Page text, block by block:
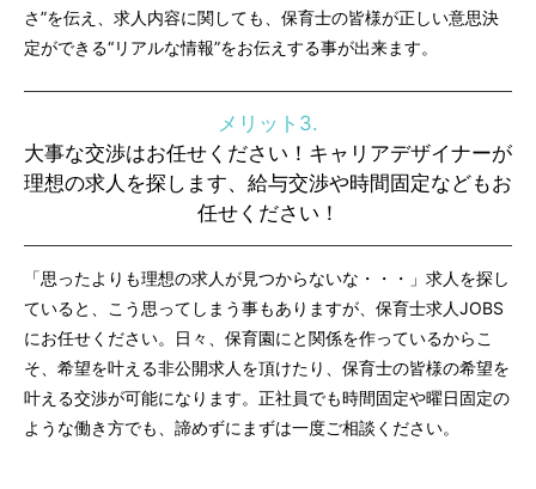
さ”を伝え、求人内容に関しても、保育士の皆様が正しい意思決
定ができる“リアルな情報”をお伝えする事が出来ます。
メリット3.
大事な交渉はお任せください！キャリアデザイナーが
理想の求人を探します、給与交渉や時間固定などもお
任せください！
「思ったよりも理想の求人が見つからないな・・・」求人を探し
ていると、こう思ってしまう事もありますが、保育士求人JOBS
にお任せください。日々、保育園にと関係を作っているからこ
そ、希望を叶える非公開求人を頂けたり、保育士の皆様の希望を
叶える交渉が可能になります。正社員でも時間固定や曜日固定の
ような働き方でも、諦めずにまずは一度ご相談ください。